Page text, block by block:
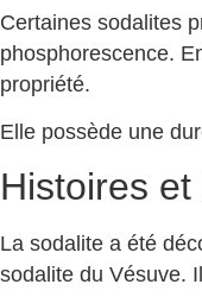
Certaines sodalites
phosphorescence.
propriété.
Elle possède une
Histoires
La sodalite a été
sodalite du Vésuve.